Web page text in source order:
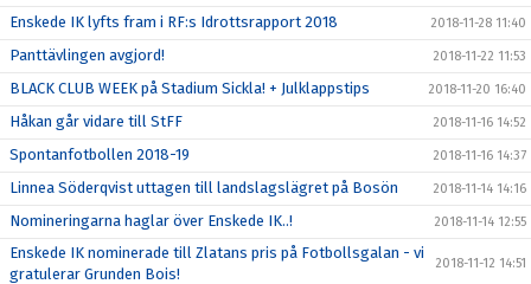
Enskede IK lyfts fram i RF:s Idrottsrapport 2018 2018-11-28 11:40
Panttävlingen avgjord! 2018-11-22 11:53
BLACK CLUB WEEK på Stadium Sickla! + Julklappstips 2018-11-20 16:40
Håkan går vidare till StFF 2018-11-16 14:52
Spontanfotbollen 2018-19 2018-11-16 14:37
Linnea Söderqvist uttagen till landslagslägret på Bosön 2018-11-14 14:16
Nomineringarna haglar över Enskede IK..! 2018-11-14 12:55
Enskede IK nominerade till Zlatans pris på Fotbollsgalan - vi
gratulerar Grunden Bois!
2018-11-12 14:51